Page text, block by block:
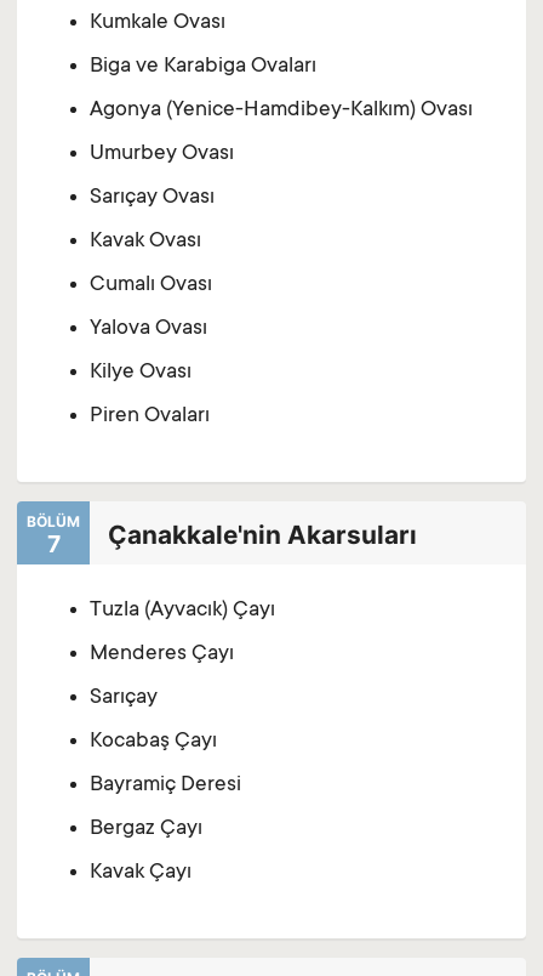
Kumkale Ovası
Biga ve Karabiga Ovaları
Agonya (Yenice-Hamdibey-Kalkım) Ovası
Umurbey Ovası
Sarıçay Ovası
Kavak Ovası
Cumalı Ovası
Yalova Ovası
Kilye Ovası
Piren Ovaları
BÖLÜM
7 Çanakkale'nin Akarsuları
Tuzla (Ayvacık) Çayı
Menderes Çayı
Sarıçay
Kocabaş Çayı
Bayramiç Deresi
Bergaz Çayı
Kavak Çayı